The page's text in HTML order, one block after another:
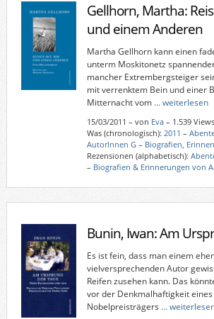
Gellhorn, Martha:
und einem Anderen
Martha Gellhorn kann einen
unterm Moskitonetz
mancher Extrembergsteiger
mit verrenktem Bein und einer
Mitternacht vom … weiterlesen
15/03/2011 – von Eva– 1.539
Was (chronologisch): 2011 –
AutorInnen G– Biografien,
Rezensionen (alphabetisch):
– Biografien & Erinnerungen von
Bunin, Iwan: Am
Es ist fein, dass man einem
vielversprechenden Autor
Reifen zusehen kann. Das
vor der Denkmalhaftigkeit
Nobelpreisträgers …